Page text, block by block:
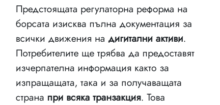
Предстоящата регулаторна реформа на
борсата изисква пълна документация за
всички движения на дигитални активи.
Потребителите ще трябва да предоставят
изчерпателна информация както за
изпращащата, така и за получаващата
страна при всяка транзакция. Това